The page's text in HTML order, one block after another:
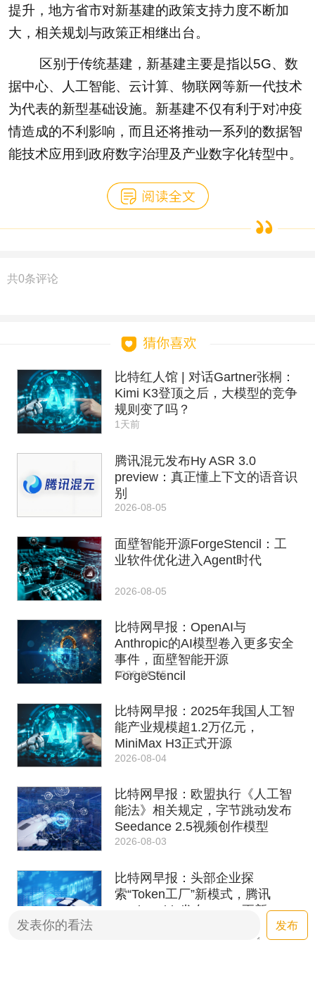
提升，地方省市对新基建的政策支持力度不断加
大，相关规划与政策正相继出台。
区别于传统基建，新基建主要是指以5G、数
据中心、人工智能、云计算、物联网等新一代技术
为代表的新型基础设施。新基建不仅有利于对冲疫
情造成的不利影响，而且还将推动一系列的数据智
能技术应用到政府数字治理及产业数字化转型中。
共0条评论
比特红人馆 | 对话Gartner张桐：
Kimi K3登顶之后，大模型的竞争
规则变了吗？
1天前
腾讯混元发布Hy ASR 3.0
preview：真正懂上下文的语音识
别
2026-08-05
面壁智能开源ForgeStencil：工
业软件优化进入Agent时代
2026-08-05
比特网早报：OpenAI与
Anthropic的AI模型卷入更多安全
事件，面壁智能开源
ForgeStencil
2026-08-05
比特网早报：2025年我国人工智
能产业规模超1.2万亿元，
MiniMax H3正式开源
2026-08-04
比特网早报：欧盟执行《人工智
能法》相关规定，字节跳动发布
Seedance 2.5视频创作模型
2026-08-03
比特网早报：头部企业探
索“Token工厂”新模式，腾讯
WorkBuddy发布V5.3.5更新
发布